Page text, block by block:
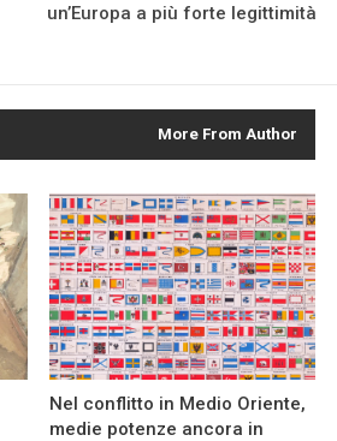
un’Europa a più forte legittimità
More From Author
Nel conflitto in Medio Oriente,
medie potenze ancora in